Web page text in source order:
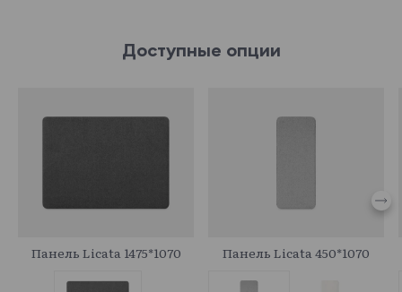
Доступные опции
Панель Licata 1475*1070 Панель Licata 450*1070